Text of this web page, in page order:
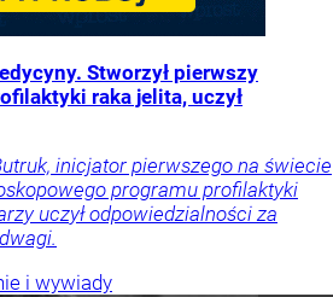
Stworzył pierwszy
raka jelita, uczył
inicjator pierwszego na świecie
programu profilaktyki
uczył odpowiedzialności za
i wywiady